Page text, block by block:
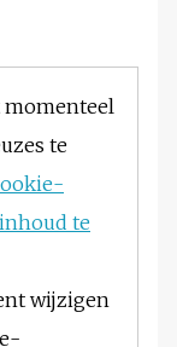
momenteel
te
te
wijzigen